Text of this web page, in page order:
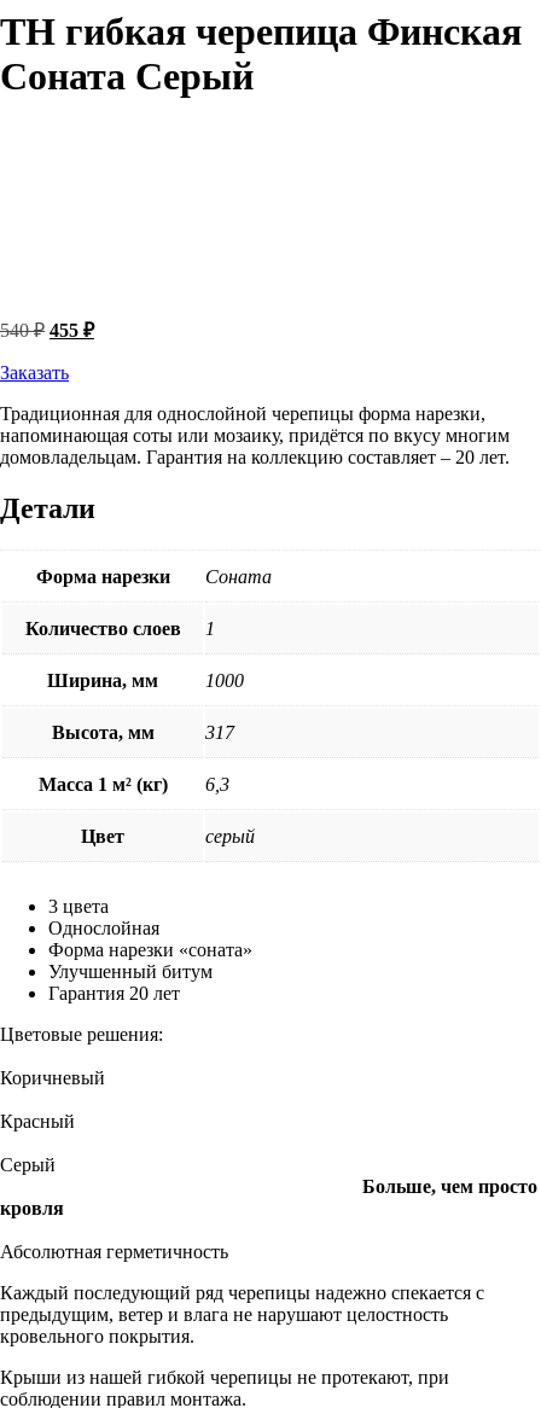
ТН гибкая черепица Финская
Соната Серый
540₽ Первоначальная
составляла
455 ₽Текущая
Заказать
Традиционная для однослойной черепицы форма нарезки,
напоминающая соты или мозаику, придётся по вкусу многим
домовладельцам. Гарантия на коллекцию составляет – 20 лет.
Детали
Форма нарезки Соната
Количество слоев 1
Ширина, мм 1000
Высота, мм 317
Масса 1 м² (кг) 6,3
Цвет серый
3 цвета
Однослойная
Форма нарезки «соната»
Улучшенный битум
Гарантия 20 лет
Цветовые решения:
Коричневый
Красный
Серый
Больше, чем просто
кровля
Абсолютная герметичность
Каждый последующий ряд черепицы надежно спекается с
предыдущим, ветер и влага не нарушают целостность
кровельного покрытия.
Крыши из нашей гибкой черепицы не протекают, при
соблюдении правил монтажа.